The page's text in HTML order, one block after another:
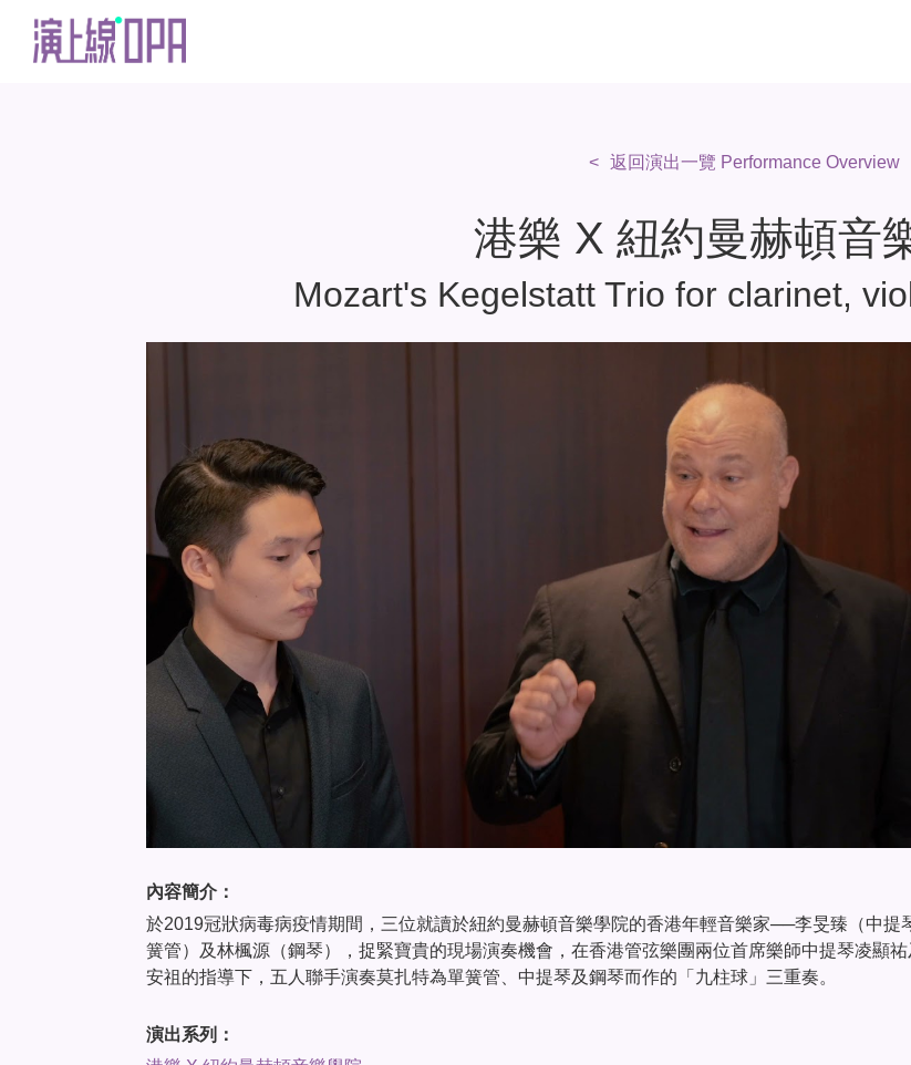
返回演出一覽 Performance Overview
港樂 X 紐約曼赫頓音
Mozart's Kegelstatt Trio for clarinet,
內容簡介：
於2019冠狀病毒病疫情期間，三位就讀於紐約曼赫頓音樂學院的香港年輕音樂家──李旻臻（中提
簧管）及林楓源（鋼琴），捉緊寶貴的現場演奏機會，在香港管弦樂團兩位首席樂師中提琴凌顯
安祖的指導下，五人聯手演奏莫扎特為單簧管、中提琴及鋼琴而作的「九柱球」三重奏。
演出系列：